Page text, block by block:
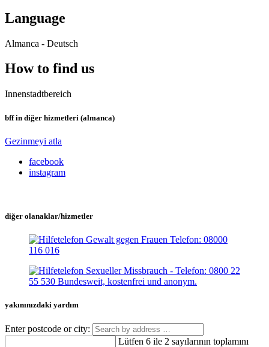
Language
Almanca - Deutsch
How to find us
Innenstadtbereich
bff in diğer hizmetleri (almanca)
Gezinmeyi atla
facebook
instagram
diğer olanaklar/hizmetler
yakınınızdaki yardım
Enter postcode or city:
Lütfen 6 ile 2 sayılarının toplamını